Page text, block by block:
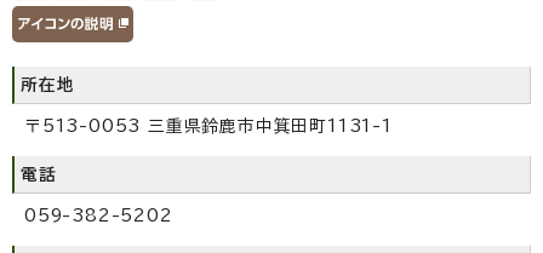
所在地
〒513-0053 三重県鈴鹿市中箕田町1131-1
電話
059-382-5202